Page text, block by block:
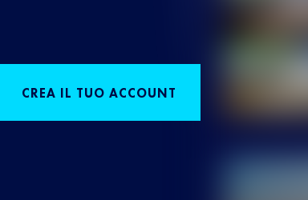
CREA IL TUO ACCOUNT